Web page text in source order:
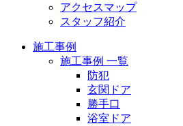
アクセスマップ
スタッフ紹介
施工事例
施工事例 一覧
防犯
玄関ドア
勝手口
浴室ドア